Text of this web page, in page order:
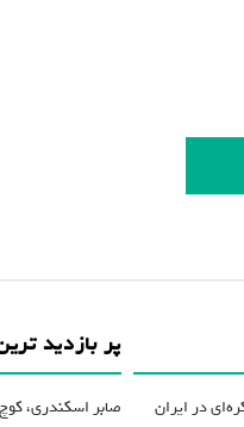
پر بازدید
صابر اسکندری،
در ایران